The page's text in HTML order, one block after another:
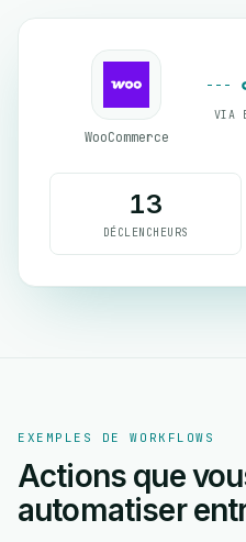
WooCommerce
VIA
13
DÉCLENCHEURS
EXEMPLES DE WORKFLOWS
Actions que
automatiser